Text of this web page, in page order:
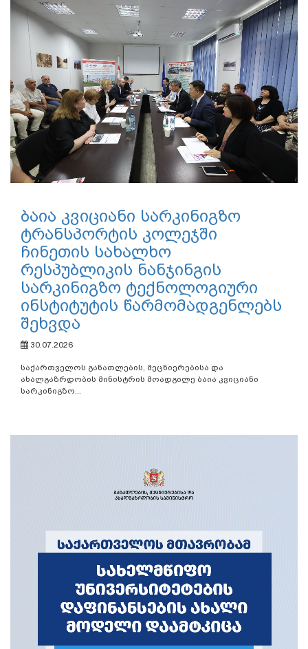
ბაია კვიციანი სარკინიგზო
ტრანსპორტის კოლეჯში
ჩინეთის სახალხო
რესპუბლიკის ნანჯინგის
სარკინიგზო ტექნოლოგიური
ინსტიტუტის წარმომადგენლებს
შეხვდა
30.07.2026
საქართველოს განათლების, მეცნიერებისა და
ახალგაზრდობის მინისტრის მოადგილე ბაია კვიციანი
სარკინიგზო...